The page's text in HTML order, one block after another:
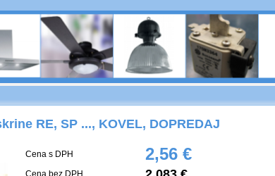
RE, SP ..., KOVEL, DOPREDAJ
Cena s DPH 2,56 €
Cena bez DPH